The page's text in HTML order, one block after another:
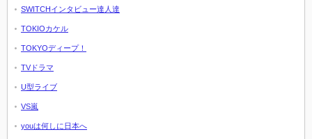
SWITCHインタビュー達人達
TOKIOカケル
TOKYOディープ！
TVドラマ
U型ライブ
VS嵐
youは何しに日本へ